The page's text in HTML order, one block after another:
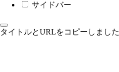
サイドバー
タイトルとURLをコピーしました